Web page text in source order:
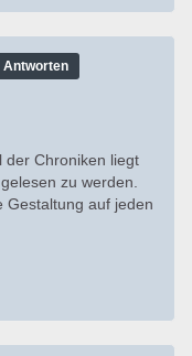
Antworten
der Chroniken liegt
zu werden.
Gestaltung auf jeden